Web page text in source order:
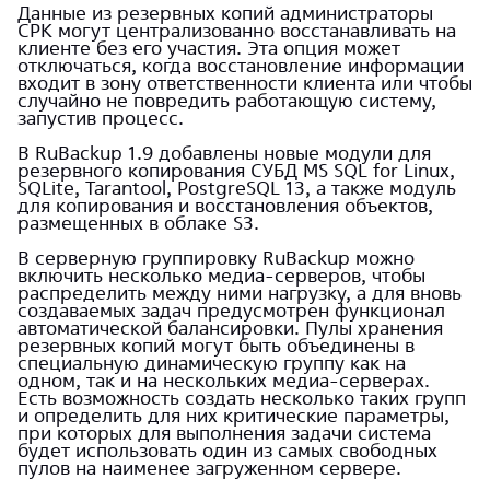
Данные из резервных копий администраторы
СРК могут централизованно восстанавливать на
клиенте без его участия. Эта опция может
отключаться, когда восстановление информации
входит в зону ответственности клиента или чтобы
случайно не повредить работающую систему,
запустив процесс.
В RuBackup 1.9 добавлены новые модули для
резервного копирования СУБД MS SQL for Linux,
SQLite, Tarantool, PostgreSQL 13, а также модуль
для копирования и восстановления объектов,
размещенных в облаке S3.
В серверную группировку RuBackup можно
включить несколько медиа-серверов, чтобы
распределить между ними нагрузку, а для вновь
создаваемых задач предусмотрен функционал
автоматической балансировки. Пулы хранения
резервных копий могут быть объединены в
специальную динамическую группу как на
одном, так и на нескольких медиа-серверах.
Есть возможность создать несколько таких групп
и определить для них критические параметры,
при которых для выполнения задачи система
будет использовать один из самых свободных
пулов на наименее загруженном сервере.